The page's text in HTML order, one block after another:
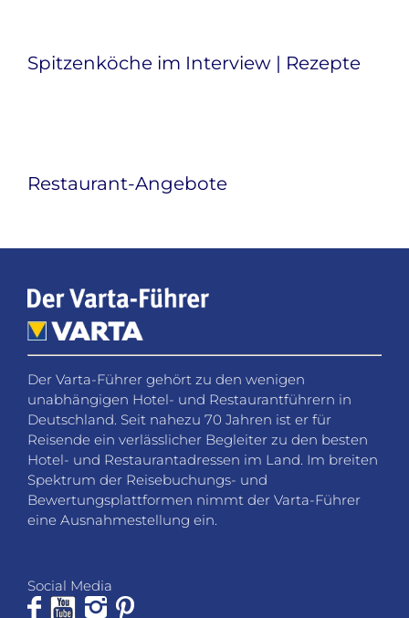
Spitzenköche im Interview | Rezepte
Restaurant-Angebote
Der Varta-Führer gehört zu den wenigen
unabhängigen Hotel- und Restaurantführern in
Deutschland. Seit nahezu 70 Jahren ist er für
Reisende ein verlässlicher Begleiter zu den besten
Hotel- und Restaurantadressen im Land. Im breiten
Spektrum der Reisebuchungs- und
Bewertungsplattformen nimmt der Varta-Führer
eine Ausnahmestellung ein.
Social Media